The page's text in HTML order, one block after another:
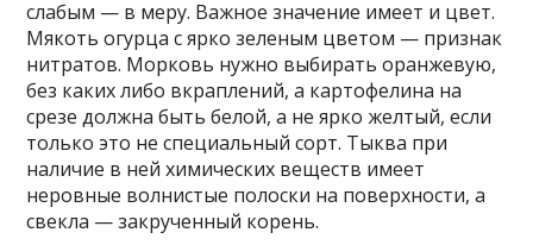
слабым — в меру. Важное значение имеет и цвет.
Мякоть огурца с ярко зеленым цветом — признак
нитратов. Морковь нужно выбирать оранжевую,
без каких либо вкраплений, а картофелина на
срезе должна быть белой, а не ярко желтый, если
только это не специальный сорт. Тыква при
наличие в ней химических веществ имеет
неровные волнистые полоски на поверхности, а
свекла — закрученный корень.